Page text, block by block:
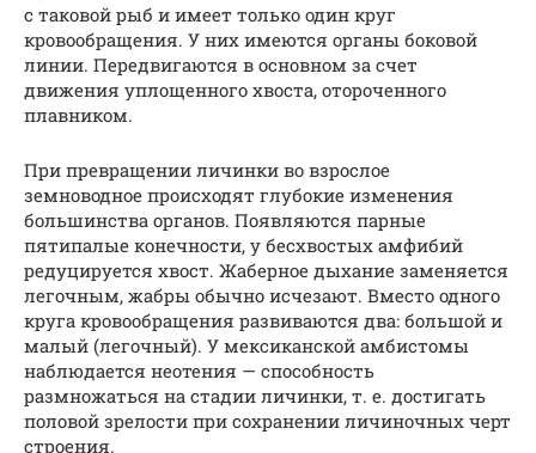
с таковой рыб и имеет только один круг
кровообращения. У них имеются органы боковой
линии. Передвигаются в основном за счет
движения уплощенного хвоста, отороченного
плавником.
При превращении личинки во взрослое
земноводное происходят глубокие изменения
большинства органов. Появляются парные
пятипалые конечности, у бесхвостых амфибий
редуцируется хвост. Жаберное дыхание заменяется
легочным, жабры обычно исчезают. Вместо одного
круга кровообращения развиваются два: большой и
малый (легочный). У мексиканской амбистомы
наблюдается неотения — способность
размножаться на стадии личинки, т. е. достигать
половой зрелости при сохранении личиночных черт
строения.